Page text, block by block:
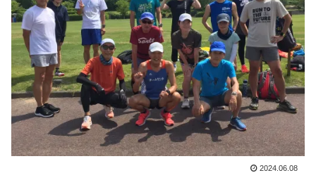
2024.06.08